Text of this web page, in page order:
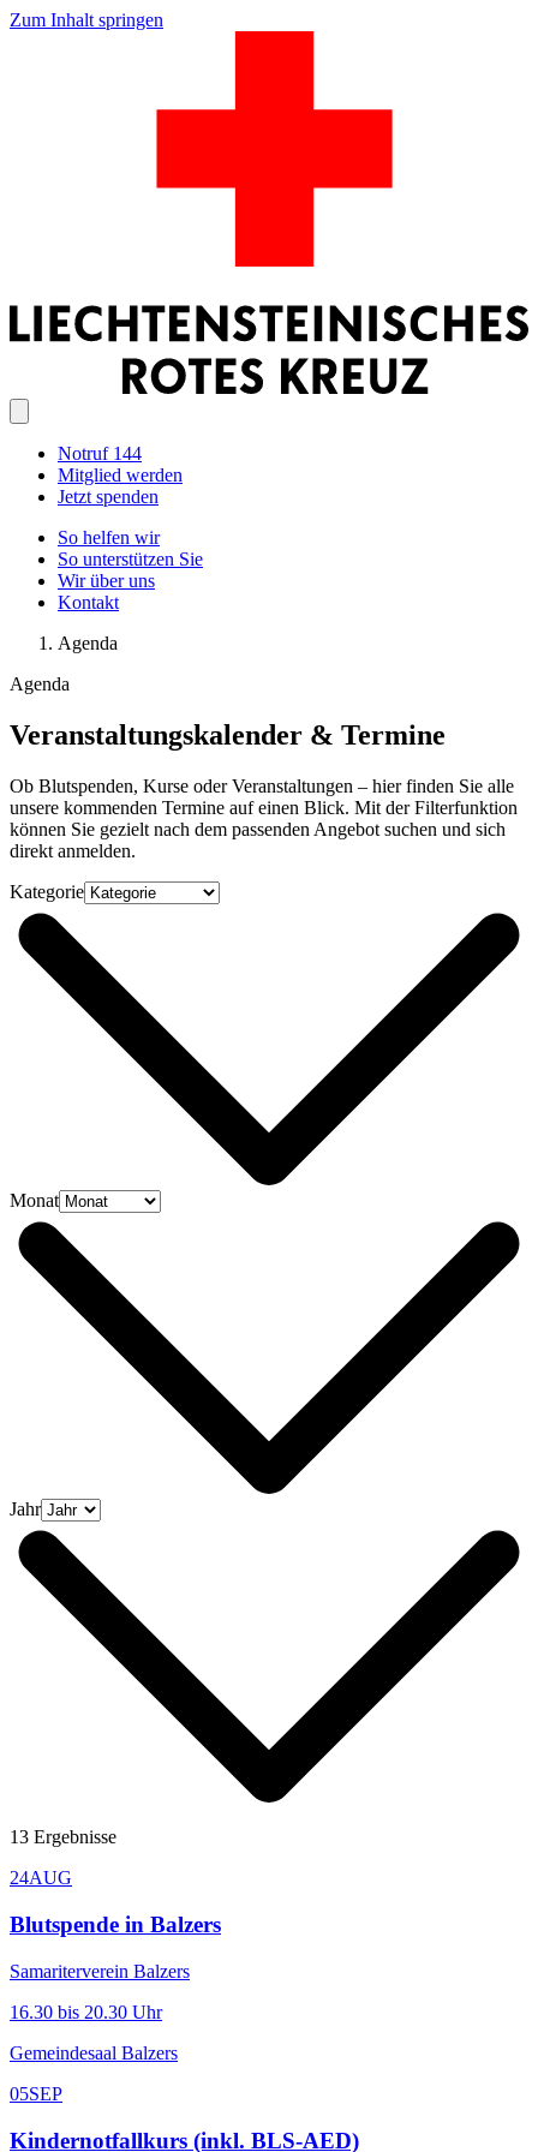
Zum Inhalt springen
Notruf 144
Mitglied werden
Jetzt spenden
So helfen wir
So unterstützen Sie
Wir über uns
Kontakt
Agenda
Agenda
Veranstaltungskalender & Termine
Ob Blutspenden, Kurse oder Veranstaltungen – hier finden Sie alle
unsere kommenden Termine auf einen Blick. Mit der Filterfunktion
können Sie gezielt nach dem passenden Angebot suchen und sich
direkt anmelden.
Kategorie
Monat
Jahr
13 Ergebnisse
24AUG
Blutspende in Balzers
Samariterverein Balzers
16.30 bis 20.30 Uhr
Gemeindesaal Balzers
05SEP
Kindernotfallkurs (inkl. BLS-AED)